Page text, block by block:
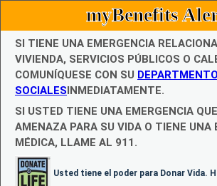
myBenefits
SI TIENE UNA EMERGENCIA
VIVIENDA, SERVICIOS PÚBLICOS O
COMUNÍQUESE CON SU
SOCIALESINMEDIATAMENTE.
SI USTED TIENE UNA EMERGENCIA
AMENAZA PARA SU VIDA O TIENE UNA
MÉDICA, LLAME AL 911.
Usted tiene el poder para Donar Vida.